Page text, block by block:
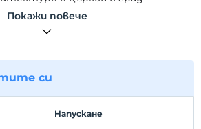
е незаменима земя на древните
бизнес е семеен бизнес,
у дома си, е наш
бизнес е без алкохол.
Покажи повече
си
Hапускане